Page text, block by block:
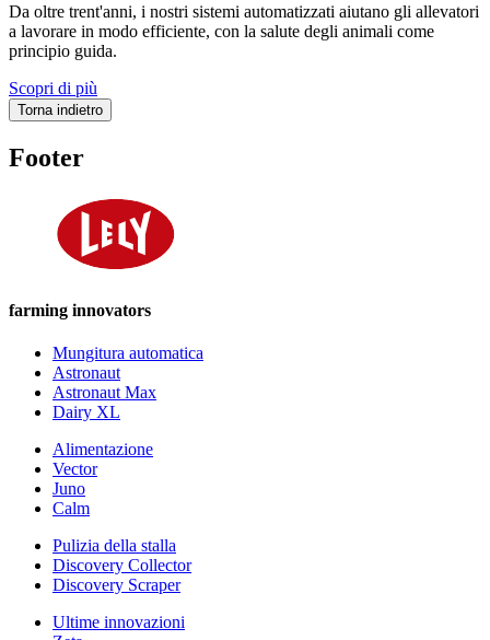
Da oltre trent'anni, i nostri sistemi automatizzati aiutano gli allevatori
a lavorare in modo efficiente, con la salute degli animali come
principio guida.
Scopri di più
Torna indietro
Footer
farming innovators
Mungitura automatica
Astronaut
Astronaut Max
Dairy XL
Alimentazione
Vector
Juno
Calm
Pulizia della stalla
Discovery Collector
Discovery Scraper
Ultime innovazioni